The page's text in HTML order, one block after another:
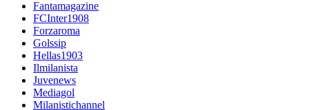
Fantamagazine
FCInter1908
Forzaroma
Golssip
Hellas1903
Ilmilanista
Juvenews
Mediagol
Milanistichannel